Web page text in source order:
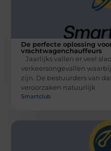
De perfecte oplossing
vrachtwagenchauffeurs
Jaarlijks vallen er veel
verkeersongevallen
zijn. De bestuurders van
veroorzaken natuurlijk
Smartclub